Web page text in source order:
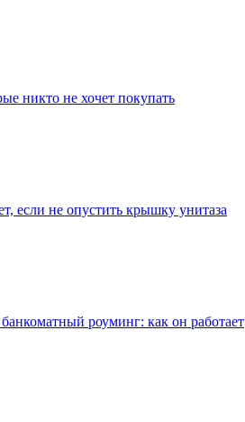
никто не хочет покупать
если не опустить крышку унитаза
роуминг: как он работает